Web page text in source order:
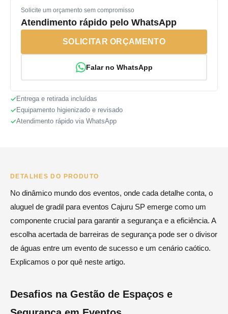
Solicite um orçamento sem compromisso
Atendimento rápido pelo WhatsApp
SOLICITAR ORÇAMENTO
Falar no WhatsApp
Entrega e retirada incluídas
Equipamento higienizado e revisado
Atendimento rápido via WhatsApp
DETALHES DO PRODUTO
No dinâmico mundo dos eventos, onde cada detalhe conta, o
aluguel de gradil para eventos Cajuru SP emerge como um
componente crucial para garantir a segurança e a eficiência. A
escolha acertada de barreiras de segurança pode ser o divisor
de águas entre um evento de sucesso e um cenário caótico.
Explicamos o por quê neste artigo.
Desafios na Gestão de Espaços e